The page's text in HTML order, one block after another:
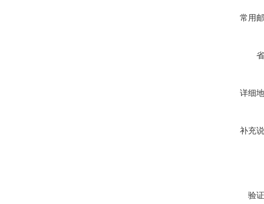
常用
详细
补充
验